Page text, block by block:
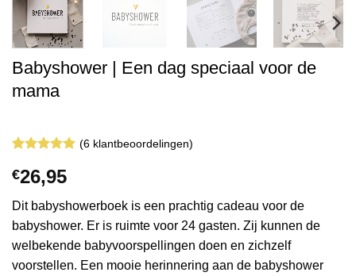
Babyshower | Een dag speciaal voor de
mama
5op 5
gebaseerd
op klant
waarderingen
(6klantbeoordelingen)
€26,95
Dit babyshowerboek is een prachtig cadeau voor de
babyshower. Er is ruimte voor 24 gasten. Zij kunnen de
welbekende babyvoorspellingen doen en zichzelf
voorstellen. Een mooie herinnering aan de babyshower